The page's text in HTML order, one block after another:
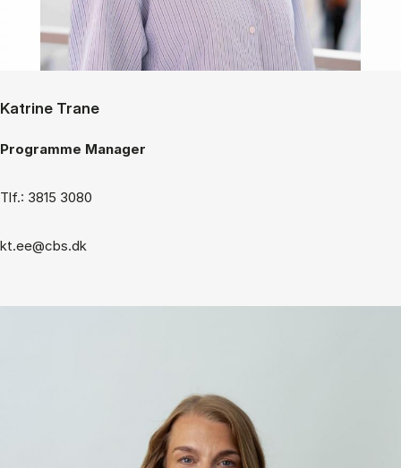
Katrine Trane
Programme Manager
Tlf.: 3815 3080
kt.ee@cbs.dk